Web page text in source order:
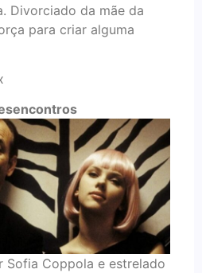
Divorciado da mãe da
para criar alguma
Coppola e estrelado